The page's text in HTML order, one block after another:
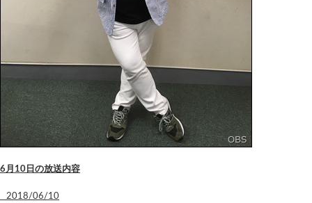
6月10日の放送内容
2018/06/10